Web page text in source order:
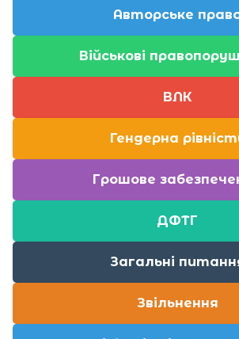
Авторське
Військові
ВЛК
Гендерна
Грошове
ДФТГ
Загальні
Звільнення